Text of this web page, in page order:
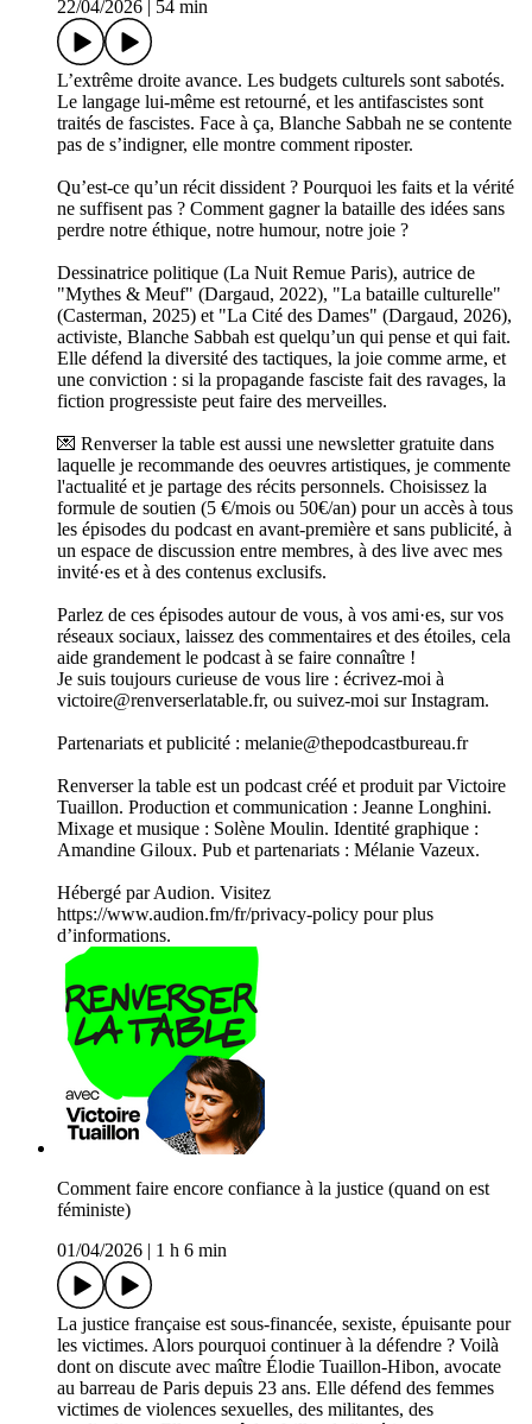
22/04/2026 54 min
L’extrême droite avance. Les budgets culturels sont sabotés.
Le langage lui-même est retourné, et les antifascistes sont
traités de fascistes. Face à ça, Blanche Sabbah ne se contente
pas de s’indigner, elle montre comment riposter.
Qu’est-ce qu’un récit dissident ? Pourquoi les faits et la vérité
ne suffisent pas ? Comment gagner la bataille des idées sans
perdre notre éthique, notre humour, notre joie ?
Dessinatrice politique (La Nuit Remue Paris), autrice de
"Mythes & Meuf" (Dargaud, 2022), "La bataille culturelle"
(Casterman, 2025) et "La Cité des Dames" (Dargaud, 2026),
activiste, Blanche Sabbah est quelqu’un qui pense et qui fait.
Elle défend la diversité des tactiques, la joie comme arme, et
une conviction : si la propagande fasciste fait des ravages, la
fiction progressiste peut faire des merveilles.
💌 Renverser la table est aussi une newsletter gratuite dans
laquelle je recommande des oeuvres artistiques, je commente
l'actualité et je partage des récits personnels. Choisissez la
formule de soutien (5 €/mois ou 50€/an) pour un accès à tous
les épisodes du podcast en avant-première et sans publicité, à
un espace de discussion entre membres, à des live avec mes
invité·es et à des contenus exclusifs.
Parlez de ces épisodes autour de vous, à vos ami·es, sur vos
réseaux sociaux, laissez des commentaires et des étoiles, cela
aide grandement le podcast à se faire connaître !
Je suis toujours curieuse de vous lire : écrivez-moi à
victoire@renverserlatable.fr, ou suivez-moi sur Instagram.
Partenariats et publicité : melanie@thepodcastbureau.fr
Renverser la table est un podcast créé et produit par Victoire
Tuaillon. Production et communication : Jeanne Longhini.
Mixage et musique : Solène Moulin. Identité graphique :
Amandine Giloux. Pub et partenariats : Mélanie Vazeux.
Hébergé par Audion. Visitez
https://www.audion.fm/fr/privacy-policy pour plus
d’informations.
Comment faire encore confiance à la justice (quand on est
féministe)
01/04/2026
1 h 6 min
La justice française est sous-financée, sexiste, épuisante pour
les victimes. Alors pourquoi continuer à la défendre ? Voilà
dont on discute avec maître Élodie Tuaillon-Hibon, avocate
au barreau de Paris depuis 23 ans. Elle défend des femmes
victimes de violences sexuelles, des militantes, des